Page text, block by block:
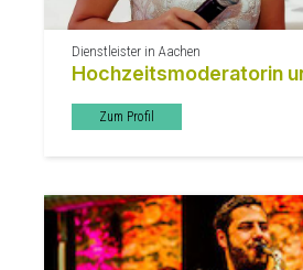
Dienstleister in Aachen
Hochzeitsmoderatorin
Zum Profil